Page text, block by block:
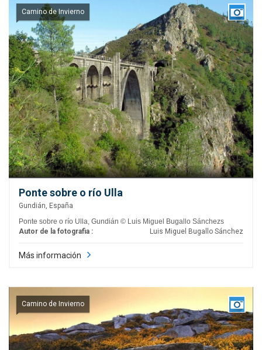
Camino de Invierno
Ponte sobre o río Ulla
Gundián, España
Ponte sobre o río Ulla, Gundián © Luis Miguel Bugallo Sánchezs
Autor de la fotografia :
Luis Miguel Bugallo Sánchez
Más información
Camino de Invierno